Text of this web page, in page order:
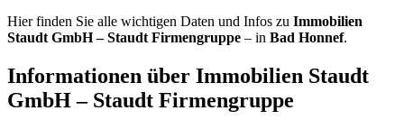
Hier finden Sie alle wichtigen Daten und Infos zu Immobilien
Staudt GmbH – Staudt Firmengruppe – in Bad Honnef.
Informationen über Immobilien Staudt
GmbH – Staudt Firmengruppe